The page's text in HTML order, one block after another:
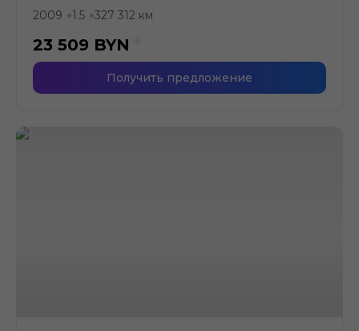
2009 ●1.5 ●327 312 км
23 509 BYN
Получить предложение